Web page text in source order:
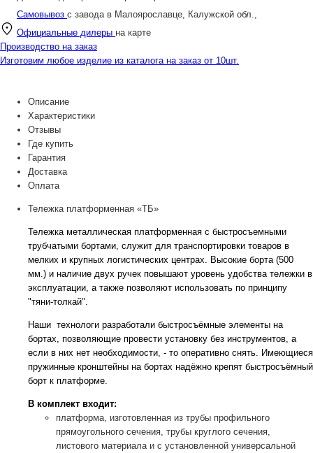
Самовывоз с завода в Малоярославце, Калужской обл.,
Официальные дилеры на карте
Производство на заказ
Изготовим любое изделие из каталога на заказ от 10шт.
Описание
Характеристики
Отзывы
Где купить
Гарантия
Доставка
Оплата
Тележка платформенная «ТБ»
Тележка металлическая платформенная с быстросъемными
трубчатыми бортами, служит для транспортировки товаров в
мелких и крупных логистических центрах. Высокие борта (500
мм.) и наличие двух ручек повышают уровень удобства тележки в
эксплуатации, а также позволяют использовать по принципу
"тяни-толкай".
Наши технологи разработали быстросъёмные элементы на
бортах, позволяющие провести установку без инструментов, а
если в них нет необходимости, - то оперативно снять. Имеющиеся
пружинные кронштейны на бортах надёжно крепят быстросъёмный
борт к платформе.
В комплект входит:
платформа, изготовленная из трубы профильного
прямоугольного сечения, трубы круглого сечения,
листового материала и с установленной универсальной